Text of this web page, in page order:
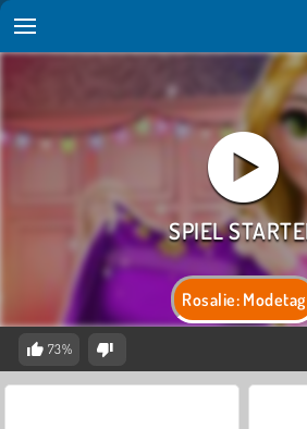
Rosalie: Modetag
73%